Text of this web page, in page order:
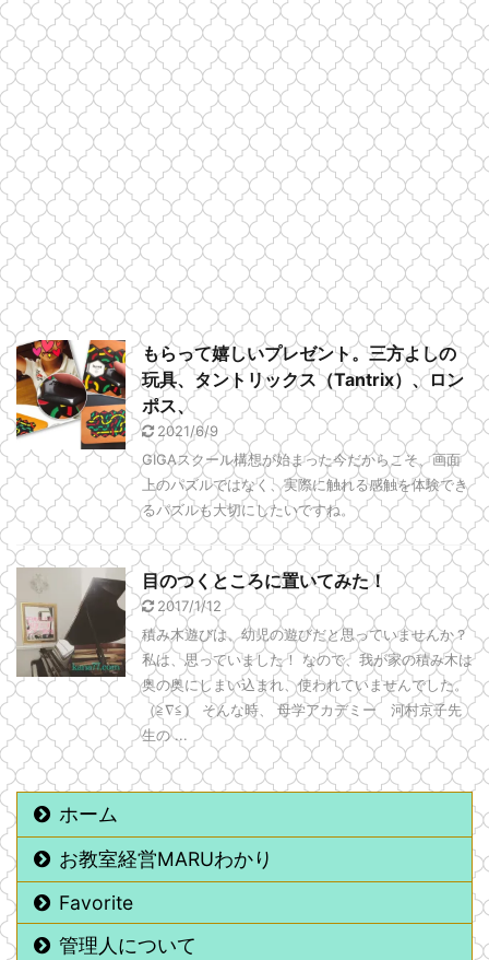
もらって嬉しいプレゼント。三方よしの
玩具、タントリックス（Tantrix）、ロン
ポス、
2021/6/9
GIGAスクール構想が始まった今だからこそ、画面
上のパズルではなく、実際に触れる感触を体験でき
るパズルも大切にしたいですね。
目のつくところに置いてみた！
2017/1/12
積み木遊びは、幼児の遊びだと思っていませんか？
私は、思っていました！ なので、我が家の積み木は
奥の奥にしまい込まれ、使われていませんでした。
（≧∇≦） そんな時、 母学アカデミー 河村京子先
生の ...
ホーム
お教室経営MARUわかり
Favorite
管理人について